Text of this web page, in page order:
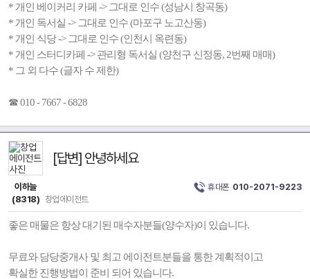
* 개인 베이커리 카페 -> 그대로 인수 (성남시 창곡동)
* 개인 독서실 -> 그대로 인수 (마포구 노고산동)
* 개인 식당 -> 그대로 인수 (인천시 옥련동)
* 개인 스터디카페 -> 관리형 독서실 (양천구 신정동, 2번째 매매)
* 그 외 다수 (글자 수 제한)
☎ 010 - 7667 - 6828
[답변] 안녕하세요
이하늘
(8318) 창업에이전트
휴대폰 010-2071-9223
좋은 매물은 항상 대기된 매수자분들(양수자)이 있습니다.
무료와 담당중개사 및 최고 에이전트분들을 통한 계획적이고
확실한 진행방법이 준비 되어 있습니다.